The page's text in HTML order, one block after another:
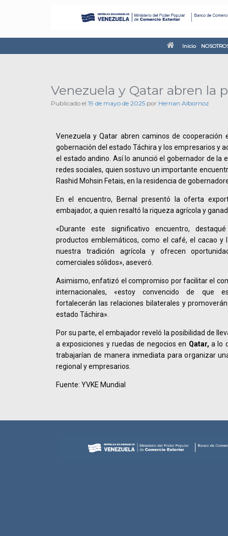
Inicio
Venezuela y Qatar abren la
Publicado el 19 de mayo de 2025 por Hernan Albornoz
Venezuela y Qatar abren caminos de cooperación
gobernación del estado Táchira y los empresarios y
el estado andino. Así lo anunció el gobernador de la
redes sociales, quien sostuvo un importante
Rashid Mohsin Fetais, en la residencia de
En el encuentro, Bernal presentó la oferta
embajador, a quien resaltó la riqueza agrícola y
«Durante este significativo encuentro,
productos emblemáticos, como el café, el cacao
nuestra tradición agrícola y ofrecen
comerciales sólidos», aseveró.
Asimismo, enfatizó el compromiso por facilitar el
internacionales, «estoy convencido de que
fortalecerán las relaciones bilaterales y
estado Táchira».
Por su parte, el embajador reveló la posibilidad de
a exposiciones y ruedas de negocios en Qatar, a lo
trabajarían de manera inmediata para organizar
regional y empresarios.
Fuente: YVKE Mundial